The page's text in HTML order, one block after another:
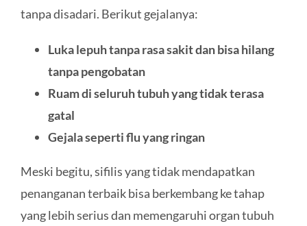
tanpa disadari. Berikut gejalanya:
Luka lepuh tanpa rasa sakit dan bisa hilang
tanpa pengobatan
Ruam di seluruh tubuh yang tidak terasa
gatal
Gejala seperti flu yang ringan
Meski begitu, sifilis yang tidak mendapatkan
penanganan terbaik bisa berkembang ke tahap
yang lebih serius dan memengaruhi organ tubuh